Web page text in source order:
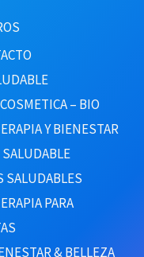
– BIO
Y BIENESTAR
SALUDABLES
PARA
& BELLEZA